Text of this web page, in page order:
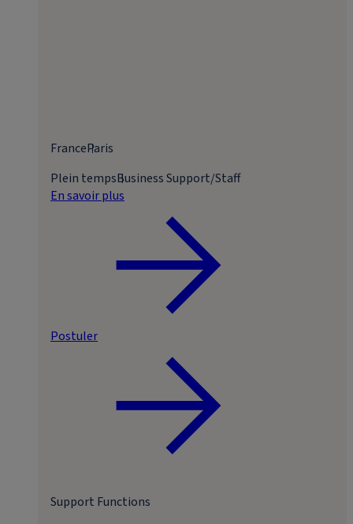
FranceParis
Plein tempsBusiness Support/Staff
En savoir plus
Postuler
Support Functions